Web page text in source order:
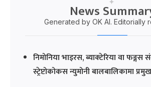
News
Generated by OK AI. Editorially
निमोनिया भाइरस, ब्याक्टेरिया वा फङ्गस
स्ट्रेप्टोकोकस न्युमोनी बालबालिकामा